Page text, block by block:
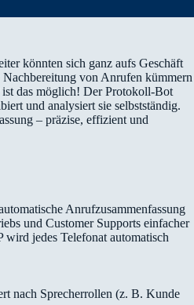
könnten sich ganz aufs Geschäft
von Anrufen kümmern
das möglich! Der Protokoll-Bot
und analysiert sie selbstständig.
– präzise, effizient und
Anrufzusammenfassung
und Customer Supports einfacher
jedes Telefonat automatisch
nach Sprecherrollen (z. B. Kunde